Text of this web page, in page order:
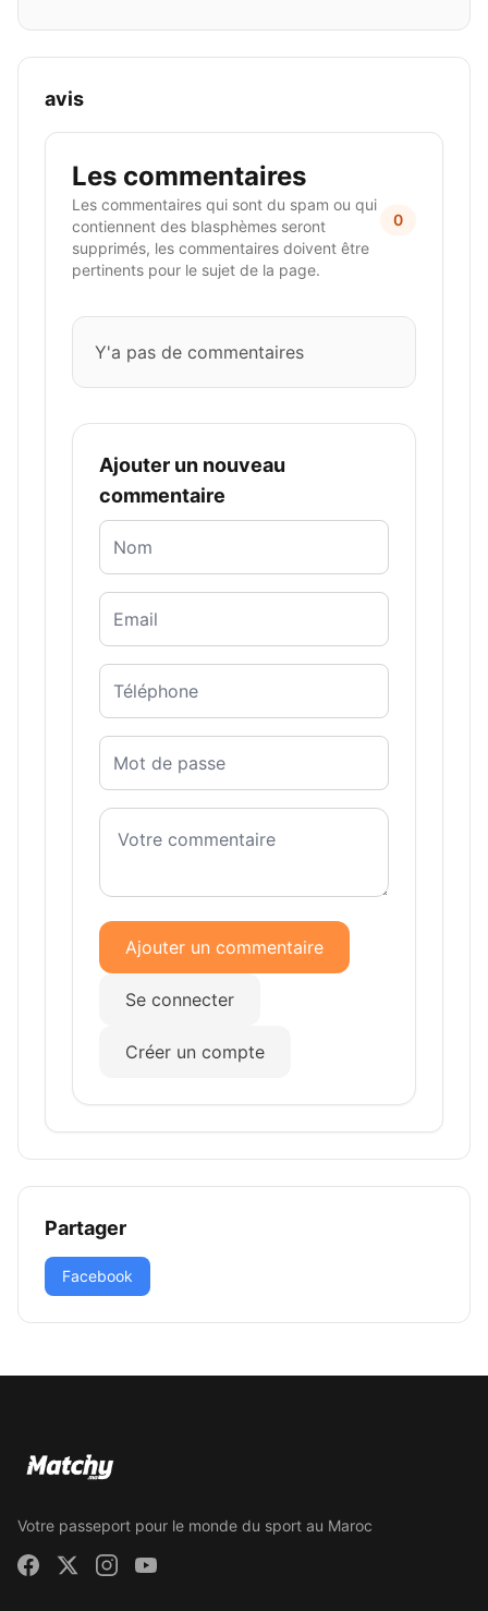
avis
Les commentaires
Les commentaires qui sont du spam ou qui
contiennent des blasphèmes seront
supprimés, les commentaires doivent être
pertinents pour le sujet de la page.
0
Y'a pas de commentaires
Ajouter un nouveau
commentaire
Ajouter un commentaire
Se connecter
Créer un compte
Partager
Facebook
Votre passeport pour le monde du sport au Maroc